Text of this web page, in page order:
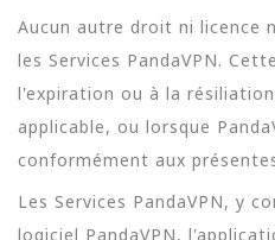
Aucun autre droit ni licence
les Services PandaVPN.
l'expiration ou à la
applicable, ou lorsque
conformément aux
Les Services PandaVPN, y
logiciel PandaVPN,